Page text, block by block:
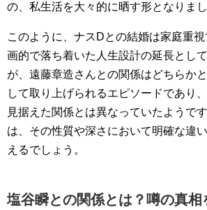
の、私生活を大々的に晒す形となりまし
このように、ナスDとの結婚は家庭重
画的で落ち着いた人生設計の延長とし
が、遠藤章造さんとの関係はどちらか
して取り上げられるエピソードであり
見据えた関係とは異なっていたようで
は、その性質や深さにおいて明確な違
えるでしょう。
塩谷瞬との関係とは？噂の真相